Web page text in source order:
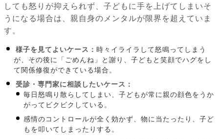
しても怒りが抑えられず、子どもに手を上げてしまいそ
うになる場合は、親自身のメンタルが限界を超えていま
す。
様子を見てよいケース：時々イライラして怒鳴ってしまう
が、その後に「ごめんね」と謝り、子どもと笑顔でハグをし
て関係修復ができている場合。
受診・専門家に相談したいケース：
毎日怒鳴り散らしてしまい、子どもが常に親の顔色をうか
がってビクビクしている。
感情のコントロールが全く効かず、物に当たったり、子ど
もを叩いてしまったりする。